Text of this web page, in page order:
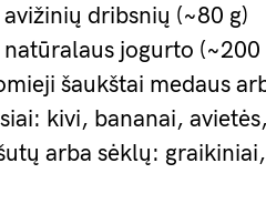
dribsnių (~80 g)
jogurto (~200
šaukštai medaus
kivi, bananai,
arba sėklų: